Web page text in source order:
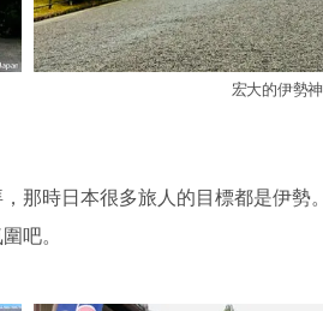
宏大的伊勢
那時日本很多旅人的目標都是伊勢
吧。